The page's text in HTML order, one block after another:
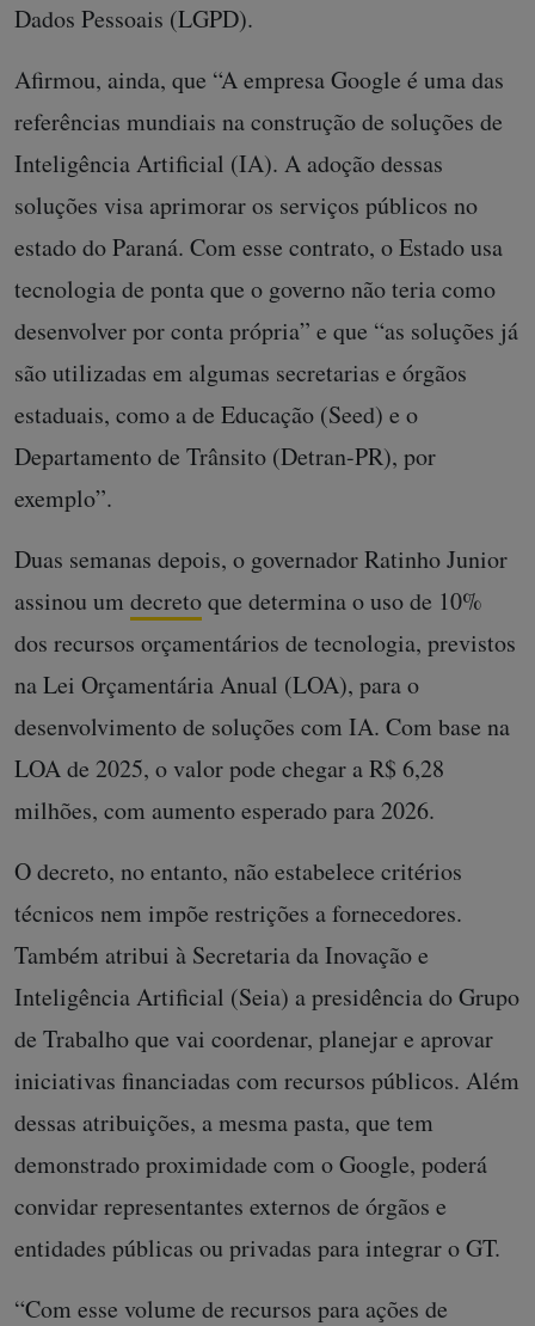
Dados Pessoais (LGPD).
Afirmou, ainda, que “A empresa Google é uma das
referências mundiais na construção de soluções de
Inteligência Artificial (IA). A adoção dessas
soluções visa aprimorar os serviços públicos no
estado do Paraná. Com esse contrato, o Estado usa
tecnologia de ponta que o governo não teria como
desenvolver por conta própria” e que “as soluções já
são utilizadas em algumas secretarias e órgãos
estaduais, como a de Educação (Seed) e o
Departamento de Trânsito (Detran-PR), por
exemplo”.
Duas semanas depois, o governador Ratinho Junior
assinou um decretoque determina o uso de 10%
dos recursos orçamentários de tecnologia, previstos
na Lei Orçamentária Anual (LOA), para o
desenvolvimento de soluções com IA. Com base na
LOA de 2025, o valor pode chegar a R$ 6,28
milhões, com aumento esperado para 2026.
O decreto, no entanto, não estabelece critérios
técnicos nem impõe restrições a fornecedores.
Também atribui à Secretaria da Inovação e
Inteligência Artificial (Seia) a presidência do Grupo
de Trabalho que vai coordenar, planejar e aprovar
iniciativas financiadas com recursos públicos. Além
dessas atribuições, a mesma pasta, que tem
demonstrado proximidade com o Google, poderá
convidar representantes externos de órgãos e
entidades públicas ou privadas para integrar o GT.
“Com esse volume de recursos para ações de